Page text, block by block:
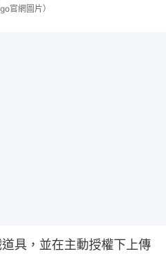
官網圖片）
具，並在主動授權下上傳